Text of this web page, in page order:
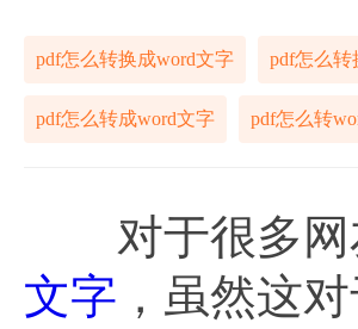
pdf怎么转换成word文字 pdf怎么转
pdf怎么转成word文字 pdf怎么转
对于很多网
文字 ，虽然这